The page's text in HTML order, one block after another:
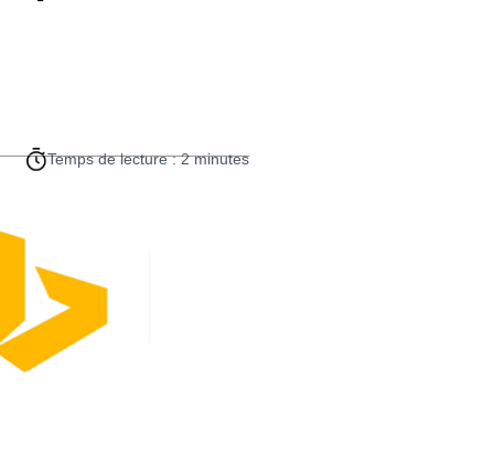
Temps de lecture : 2 minutes